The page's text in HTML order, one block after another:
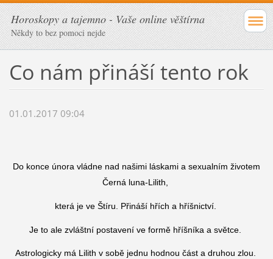
Horoskopy a tajemno - Vaše online věštírna
Někdy to bez pomoci nejde
Co nám přináší tento rok
01.01.2017 09:04
Do konce února vládne nad našimi láskami a sexualním životem
Černá luna-Lilith,
která je ve Štíru. Přináší hřích a hříšnictví.
Je to ale zvláštní postavení ve formě hříšníka a světce.
Astrologicky má Lilith v sobě jednu hodnou část a druhou zlou.